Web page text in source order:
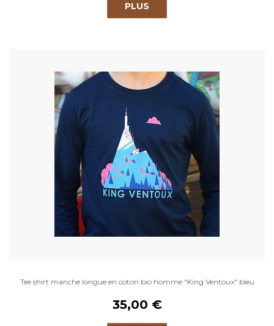
PLUS
Tee shirt manche longue en coton bio homme "King Ventoux" bleu
35,00 €